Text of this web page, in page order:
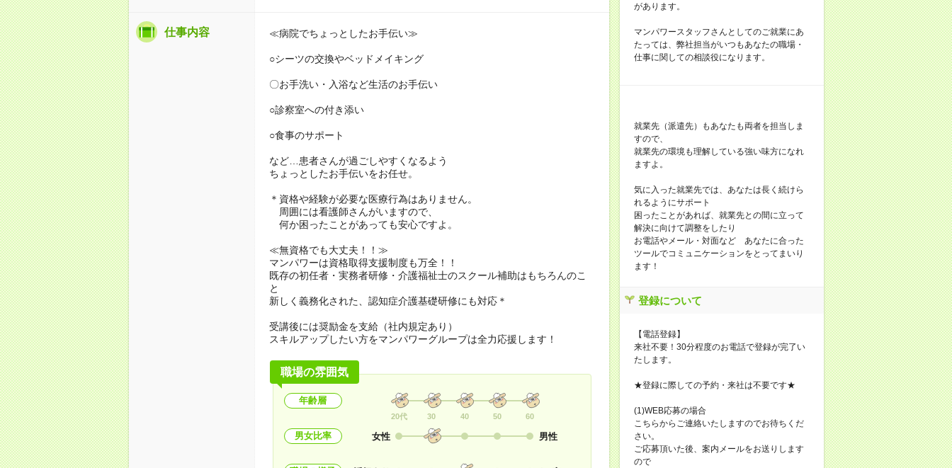
仕事内容 ≪病院でちょっとしたお手伝い≫
○シーツの交換やベッドメイキング
〇お手洗い・入浴など生活のお手伝い
○診察室への付き添い
○食事のサポート
など…患者さんが過ごしやすくなるよう
ちょっとしたお手伝いをお任せ。
＊資格や経験が必要な医療行為はありません。
周囲には看護師さんがいますので、
何か困ったことがあっても安心ですよ。
≪無資格でも大丈夫！！≫
マンパワーは資格取得支援制度も万全！！
既存の初任者・実務者研修・介護福祉士のスクール補助はもちろんのこ
と
新しく義務化された、認知症介護基礎研修にも対応＊
受講後には奨励金を支給（社内規定あり）
スキルアップしたい方をマンパワーグループは全力応援します！
職場の雰囲気
年齢層
20代 30 40 50 60
男女比率 女性 男性
があります。
マンパワースタッフさんとしてのご就業にあ
たっては、弊社担当がいつもあなたの職場・
仕事に関しての相談役になります。
就業先（派遣先）もあなたも両者を担当しま
すので、
就業先の環境も理解している強い味方になれ
ますよ。
気に入った就業先では、あなたは長く続けら
れるようにサポート
困ったことがあれば、就業先との間に立って
解決に向けて調整をしたり
お電話やメール・対面など あなたに合った
ツールでコミュニケーションをとってまいり
ます！
登録について
【電話登録】
来社不要！30分程度のお電話で登録が完了い
たします。
★登録に際しての予約・来社は不要です★
(1)WEB応募の場合
こちらからご連絡いたしますのでお待ちくだ
さい。
ご応募頂いた後、案内メールをお送りします
ので